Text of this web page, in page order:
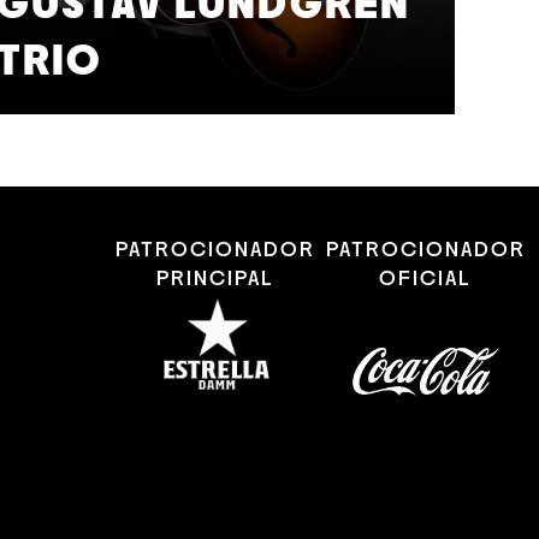
PATROCIONADOR
PRINCIPAL
PATROCIONADOR
OFICIAL